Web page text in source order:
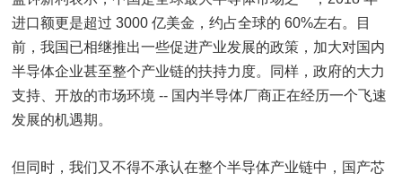
进口额更是超过 3000 亿美金，约占全球的 60%左右。目
前，我国已相继推出一些促进产业发展的政策，加大对国内
半导体企业甚至整个产业链的扶持力度。同样，政府的大力
支持、开放的市场环境 -- 国内半导体厂商正在经历一个飞速
发展的机遇期。
但同时，我们又不得不承认在整个半导体产业链中，国产芯